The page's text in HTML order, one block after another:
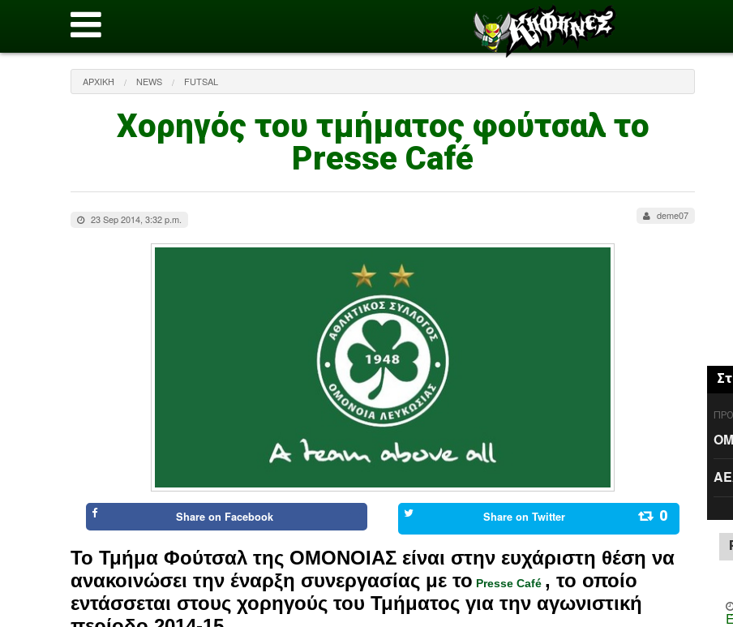
ΑΡΧΙΚΉ NEWS FUTSAL
Χορηγός του τμήματος φούτσαλ το
Presse Café
23 Sep 2014, 3:32 p.m. deme07
Share on Facebook Share on Twitter 0
Το Τμήμα Φούτσαλ της ΟΜΟΝΟΙΑΣ είναι στην ευχάριστη θέση να
ανακοινώσει την έναρξη συνεργασίας με το Presse Café , το οποίο
εντάσσεται στους χορηγούς του Τμήματος για την αγωνιστική